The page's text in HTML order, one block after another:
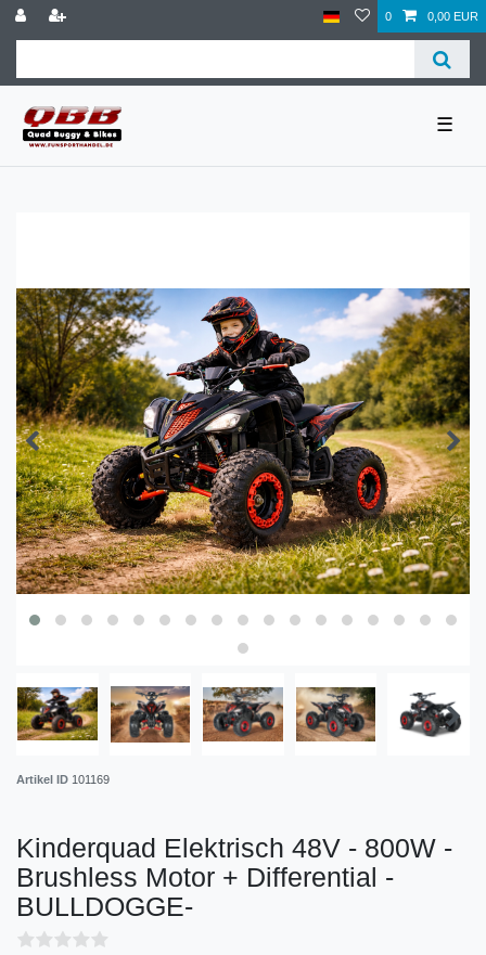
0 0,00 EUR
☰
Artikel ID 101169
Kinderquad Elektrisch 48V - 800W -
Brushless Motor + Differential -
BULLDOGGE-